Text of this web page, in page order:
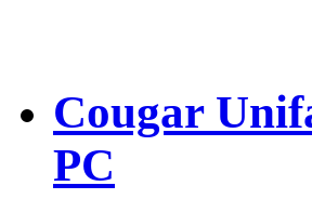
Cougar
PC